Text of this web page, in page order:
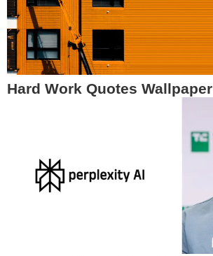
Hard Work Quotes Wallpaper